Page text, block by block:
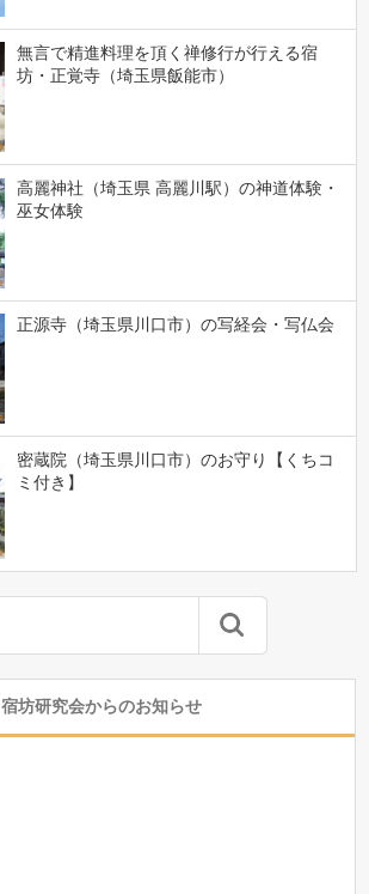
無言で精進料理を頂く禅修行が行える宿
坊・正覚寺（埼玉県飯能市）
高麗神社（埼玉県 高麗川駅）の神道体験・
巫女体験
正源寺（埼玉県川口市）の写経会・写仏会
密蔵院（埼玉県川口市）のお守り【くちコ
ミ付き】
宿坊研究会からのお知らせ